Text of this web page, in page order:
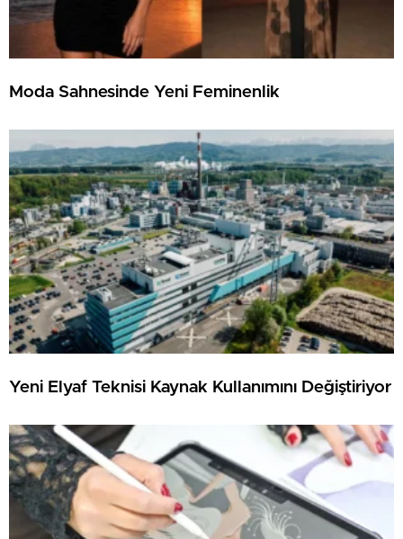
Moda Sahnesinde Yeni Feminenlik
Yeni Elyaf Teknisi Kaynak Kullanımını Değiştiriyor